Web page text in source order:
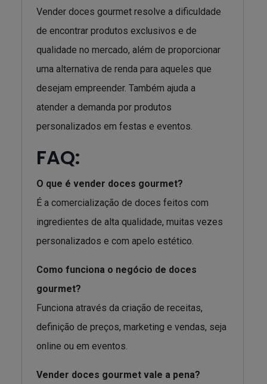
Vender doces gourmet resolve a dificuldade
de encontrar produtos exclusivos e de
qualidade no mercado, além de proporcionar
uma alternativa de renda para aqueles que
desejam empreender. Também ajuda a
atender a demanda por produtos
personalizados em festas e eventos.
FAQ:
O que é vender doces gourmet?
É a comercialização de doces feitos com
ingredientes de alta qualidade, muitas vezes
personalizados e com apelo estético.
Como funciona o negócio de doces
gourmet?
Funciona através da criação de receitas,
definição de preços, marketing e vendas, seja
online ou em eventos.
Vender doces gourmet vale a pena?